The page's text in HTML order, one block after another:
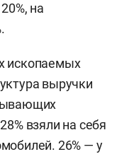
на
ископаемых
выручки
взяли на себя
26% — у